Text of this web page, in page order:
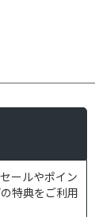
ールやポイン
特典をご利用